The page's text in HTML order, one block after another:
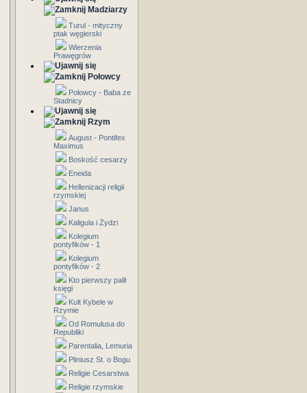
Madziarzy
Turul - mityczny
ptak węgierski
Wierzenia
Prawęgrów
Połowcy
Połowcy - Baba ze
Stadnicy
Rzym
August - Pontifex
Maximus
Boskość cesarzy
Eneida
Hellenizacji religii
rzymskiej
Janus
Kaligula i Żydzi
Kolegium
pontyfików - 1
Kolegium
pontyfików - 2
Kto pierwszy palił
księgi
Kult Kybele w
Rzymie
Od Romulusa do
Republiki
Parentalia, Lemuria
Pliniusz St. o Bogu
Religie Cesarstwa
Religie rzymskie